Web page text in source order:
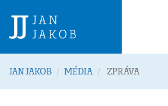
JAN JAKOB MÉDIA ZPRÁVA